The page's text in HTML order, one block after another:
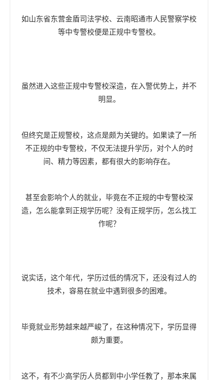
如山东省东营金盾司法学校、云南昭通市人民警察学校
等中专警校便是正规中专警校。
虽然进入这些正规中专警校深造，在入警优势上，并不
明显。
但终究是正规警校，这点是颇为关键的。如果读了一所
不正规的中专警校，不仅无法提升学历，对个人的时
间、精力等因素，都有很大的影响存在。
甚至会影响个人的就业，毕竟在不正规的中专警校深
造，怎么能拿到正规学历呢？没有正规学历，怎么找工
作呢？
说实话，这个年代，学历过低的情况下，还没有过人的
技术，容易在就业中遇到很多的困难。
毕竟就业形势越来越严峻了，在这种情况下，学历显得
颇为重要。
这不，有不少高学历人员都到中小学任教了，那本来属